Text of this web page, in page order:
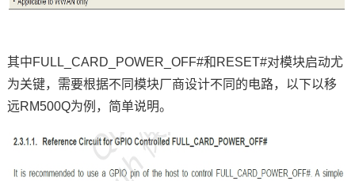
其中FULL_CARD_POWER_OFF#和RESET#对模块启动尤
为关键，需要根据不同模块厂商设计不同的电路，以下以移
远RM500Q为例，简单说明。